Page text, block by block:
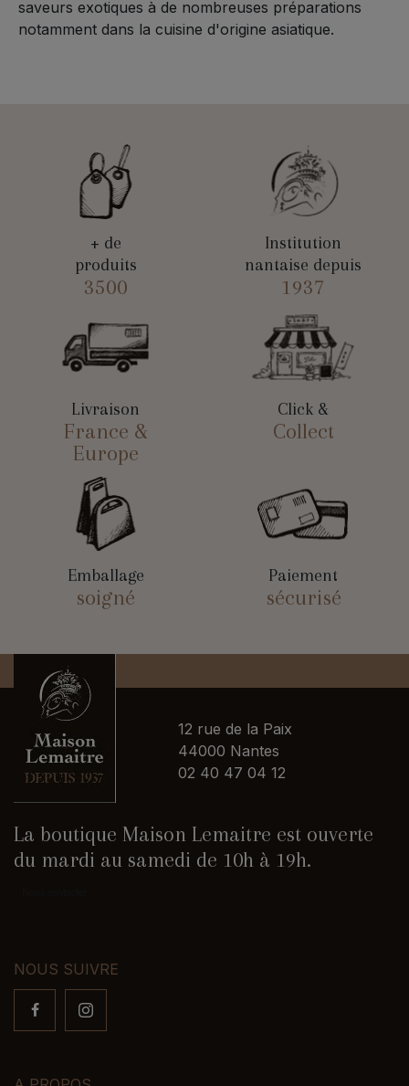
saveurs exotiques à de nombreuses préparations
notamment dans la cuisine d'origine asiatique.
+ de
produits
3500
Institution
nantaise depuis
1937
Livraison
France &
Europe
Click &
Collect
Emballage
soigné
Paiement
sécurisé
12 rue de la Paix
44000 Nantes
02 40 47 04 12
La boutique Maison Lemaitre est ouverte
du mardi au samedi de 10h à 19h.
NOUS SUIVRE